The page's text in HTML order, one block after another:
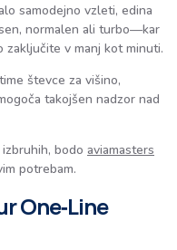
samodejno vzleti, edina
normalen ali turbo—kar
v manj kot minuti.
števce za višino,
takojšen nadzor nad
bodo aviamasters
potrebam.
One‑Line